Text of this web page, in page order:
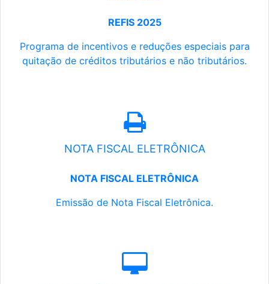
REFIS 2025
Programa de incentivos e reduções especiais para
quitação de créditos tributários e não tributários.
NOTA FISCAL ELETRÔNICA
NOTA FISCAL ELETRÔNICA
Emissão de Nota Fiscal Eletrônica.